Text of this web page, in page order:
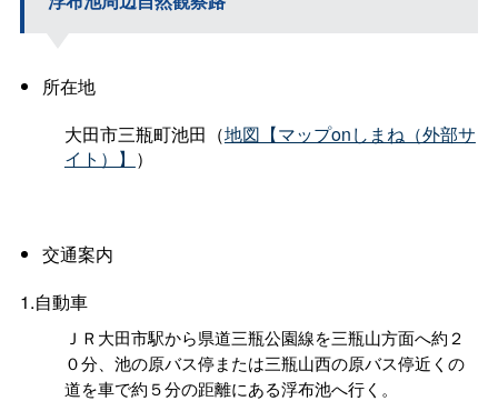
所在地
大田市三瓶町池田（地図【マップonしまね（外部サ
イト）】 ）
交通案内
1.自動車
ＪＲ大田市駅から県道三瓶公園線を三瓶山方面へ約２
０分、池の原バス停または三瓶山西の原バス停近くの
道を車で約５分の距離にある浮布池へ行く。